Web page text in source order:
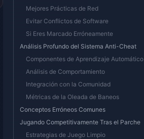
Mejores Prácticas de Red
Evitar Conflictos de Software
Si Eres Marcado Erróneamente
Análisis Profundo del Sistema Anti-Cheat
Componentes de Aprendizaje Automático
Análisis de Comportamiento
Integración con la Comunidad
Métricas de la Oleada de Baneos
Conceptos Erróneos Comunes
Jugando Competitivamente Tras el Parche
Estrategias de Juego Limpio